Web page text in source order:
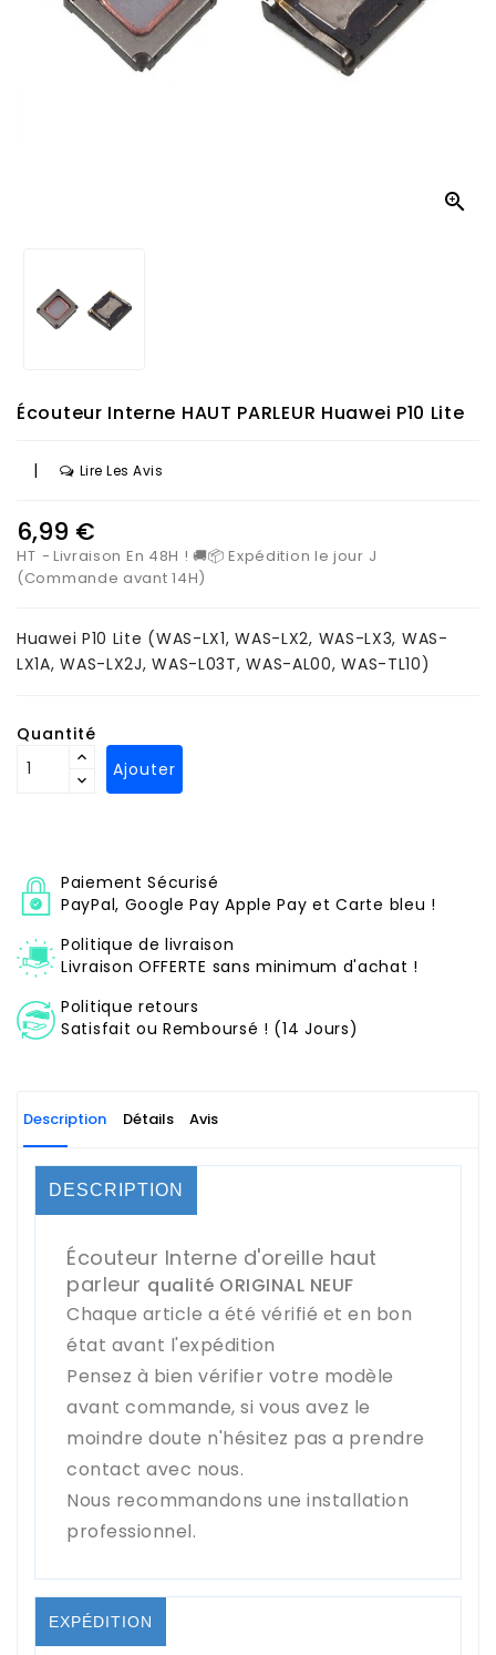

Écouteur Interne HAUT PARLEUR Huawei P10 Lite
| Lire Les Avis
6,99 €
HT
Livraison En 48H ! 🚚📦 Expédition le jour J
(Commande avant 14H)
Huawei P10 Lite (WAS-LX1, WAS-LX2, WAS-LX3, WAS-
LX1A, WAS-LX2J, WAS-L03T, WAS-AL00, WAS-TL10)
Quantité
Ajouter
Paiement Sécurisé
PayPal, Google Pay Apple Pay et Carte bleu !
Politique de livraison
Livraison OFFERTE sans minimum d'achat !
Politique retours
Satisfait ou Remboursé ! (14 Jours)
Description Détails Avis
DESCRIPTION
Écouteur Interne d'oreille haut
parleur qualité ORIGINAL NEUF
Chaque article a été vérifié et en bon
état avant l'expédition
Pensez à bien vérifier votre modèle
avant commande, si vous avez le
moindre doute n'hésitez pas a prendre
contact avec nous.
Nous recommandons une installation
professionnel.
EXPÉDITION